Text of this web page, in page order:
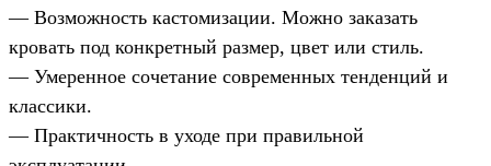
— Возможность кастомизации. Можно заказать
кровать под конкретный размер, цвет или стиль.
— Умеренное сочетание современных тенденций и
классики.
— Практичность в уходе при правильной